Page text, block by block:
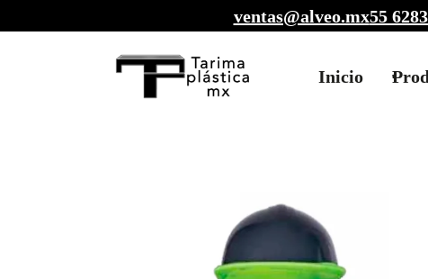
ventas@alveo.mx55
Inicio